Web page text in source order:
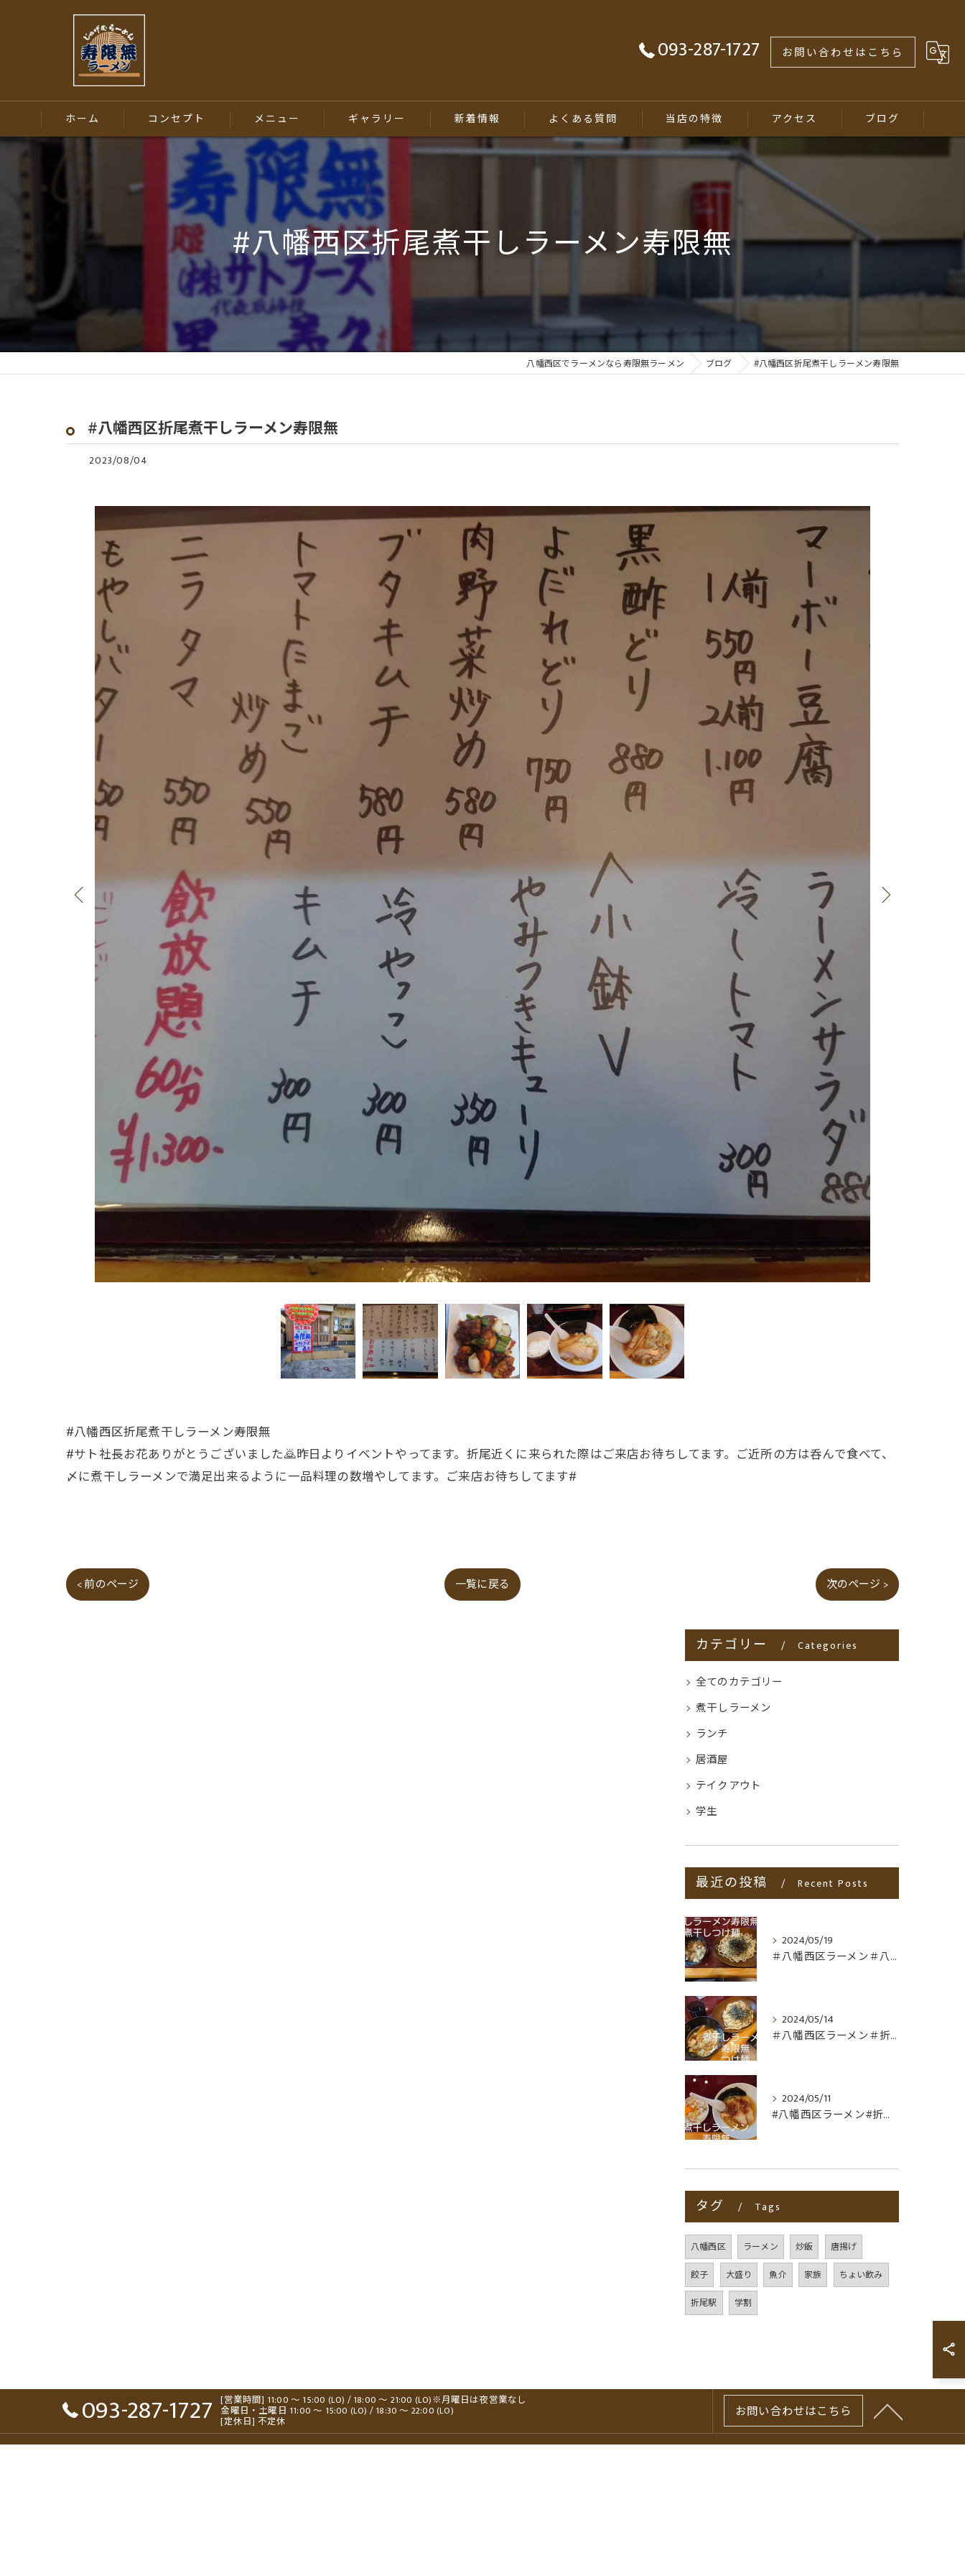
093-287-1727 お問い合わせはこちら
ホーム コンセプト メニュー ギャラリー 新着情報 よくある質問 当店の特徴
居酒屋
アクセス ブログ
#八幡西区折尾煮干しラーメン寿限無
八幡西区でラーメンなら寿限無ラーメン ブログ #八幡西区折尾煮干しラーメン寿限無
#八幡西区折尾煮干しラーメン寿限無
2023/08/04
#八幡西区折尾煮干しラーメン寿限無
#サト社長お花ありがとうございました🙇昨日よりイベントやってます。折尾近くに来られた際はご来店お待ちしてます。ご近所の方は呑んで食べて、
〆に煮干しラーメンで満足出来るように一品料理の数増やしてます。ご来店お待ちしてます#
< 前のページ 一覧に戻る 次のページ >
カテゴリー Categories
全てのカテゴリー
煮干しラーメン
ランチ
居酒屋
テイクアウト
学生
最近の投稿 Recent Posts
2024/05/19
＃八幡西区ラーメン＃八幡西区折尾ラーメン
2024/05/14
＃八幡西区ラーメン＃折尾ラーメン＃つけ麺＃非豚骨
2024/05/11
#八幡西区ラーメン#折尾ラーメン#非豚骨#煮干しラーメン寿限...
タグ Tags
八幡西区 ラーメン 炒飯
唐揚げ
餃子
大盛り 魚介 家族
ちょい飲み
折尾駅
学割
093-287-1727 [営業時間] 11:00 ～ 15:00 (LO) / 18:00 ～ 21:00 (LO)※月曜日は夜営業なし
金曜日・土曜日 11:00 ～ 15:00 (LO) / 18:30 ～ 22:00 (LO)
[定休日] 不定休
お問い合わせはこちら